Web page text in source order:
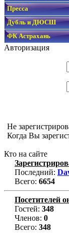
Пресса
Дубль и ДЮСШ
ФК Астрахань
Авторизация
Не
Когда Вы
Кто на сайте
Последний:
Всего: 6654
Посетителей
Гостей: 348
Членов: 0
Всего: 348